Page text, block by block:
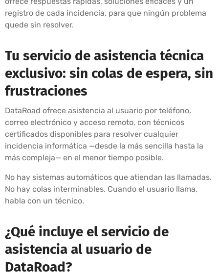
registro de cada incidencia, para que ningún problema
quede sin resolver.
Tu servicio de asistencia técnica
exclusivo: sin colas de espera, sin
frustraciones
DataRoad ofrece asistencia al usuario por teléfono,
correo electrónico y acceso remoto, con técnicos
certificados disponibles para resolver cualquier
incidencia informática —desde la más sencilla hasta la
más compleja— en el menor tiempo posible.
No hay sistemas automáticos que atiendan las llamadas.
No hay colas interminables. Cuando el usuario llama,
habla con un técnico.
¿Qué incluye el servicio de
asistencia al usuario de
DataRoad?